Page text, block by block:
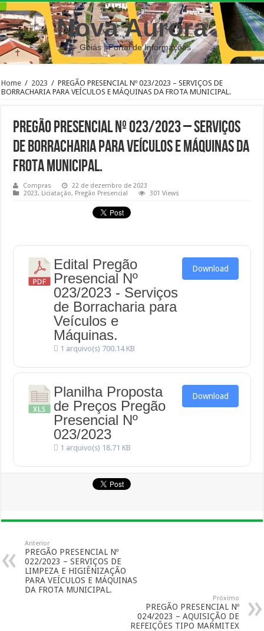
Nova Aurora
– Goiás | Portal de Informações
Home / 2023 / PREGÃO PRESENCIAL Nº 023/2023 – SERVIÇOS DE
BORRACHARIA PARA VEÍCULOS E MÁQUINAS DA FROTA MUNICIPAL.
PREGÃO PRESENCIAL Nº 023/2023 – SERVIÇOS
DE BORRACHARIA PARA VEÍCULOS E MÁQUINAS DA
FROTA MUNICIPAL.
Compras
22 de dezembro de 2023
2023, Liciatação, Pregão Presencial 301 Views
Edital Pregão
Presencial Nº
023/2023 - Serviços
de Borracharia para
Veículos e
Máquinas.
1 arquivo(s) 700.14 KB
Download
Planilha Proposta
de Preços Pregão
Presencial Nº
023/2023
1 arquivo(s) 18.71 KB
Download
Anterior
PREGÃO PRESENCIAL Nº
022/2023 – SERVIÇOS DE
LIMPEZA E HIGIÊNIZAÇÃO
PARA VEÍCULOS E MÁQUINAS
DA FROTA MUNICIPAL.
Próximo
PREGÃO PRESENCIAL Nº
024/2023 – AQUISIÇÃO DE
REFEIÇÕES TIPO MARMITEX